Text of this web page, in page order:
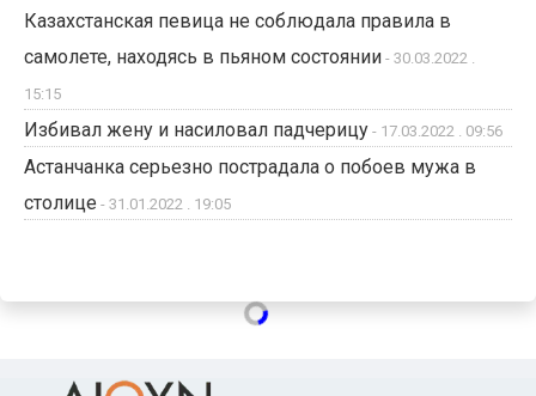
Казахстанская певица не соблюдала правила в
самолете, находясь в пьяном состоянии - 30.03.2022 .
15:15
Избивал жену и насиловал падчерицу - 17.03.2022 . 09:56
Астанчанка серьезно пострадала о побоев мужа в
столице - 31.01.2022 . 19:05